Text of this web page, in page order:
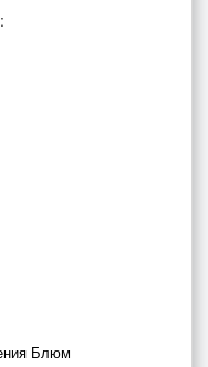
Блюм